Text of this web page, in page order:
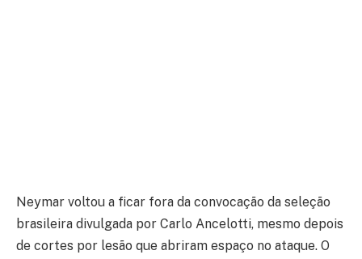
Neymar voltou a ficar fora da convocação da seleção
brasileira divulgada por Carlo Ancelotti, mesmo depois
de cortes por lesão que abriram espaço no ataque. O